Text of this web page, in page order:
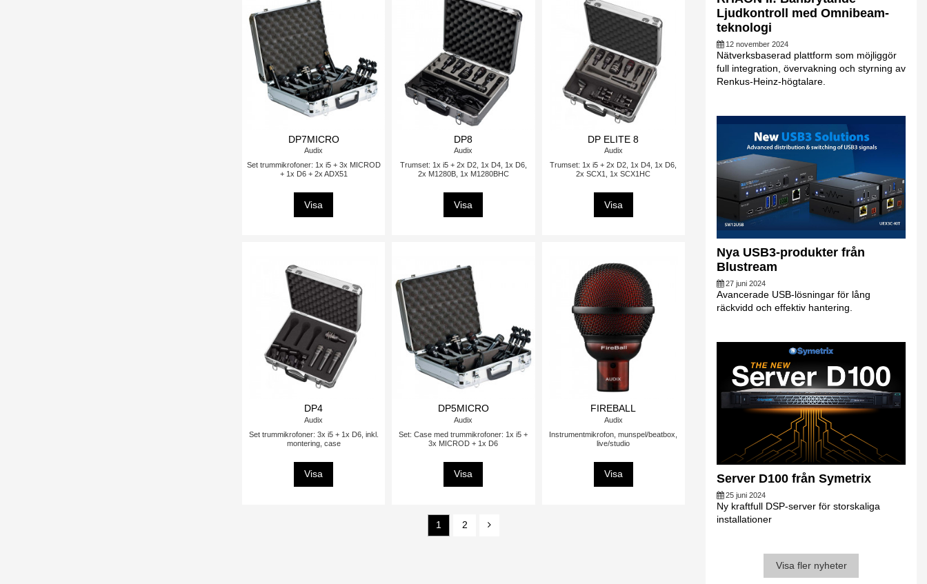
DP7MICRO
Audix
Set trummikrofoner: 1x i5 + 3x MICROD
+ 1x D6 + 2x ADX51
Visa
DP8
Audix
Trumset: 1x i5 + 2x D2, 1x D4, 1x D6,
2x M1280B, 1x M1280BHC
Visa
DP ELITE 8
Audix
Trumset: 1x i5 + 2x D2, 1x D4, 1x D6,
2x SCX1, 1x SCX1HC
Visa
DP4
Audix
Set trummikrofoner: 3x i5 + 1x D6, inkl.
montering, case
Visa
DP5MICRO
Audix
Set: Case med trummikrofoner: 1x i5 +
3x MICROD + 1x D6
Visa
FIREBALL
Audix
Instrumentmikrofon, munspel/beatbox,
live/studio
Visa
1 2
Ljudkontroll med Omnibeam-
teknologi
12 november 2024
Nätverksbaserad plattform som möjliggör
full integration, övervakning och styrning av
Renkus-Heinz-högtalare.
Nya USB3-produkter från
Blustream
27 juni 2024
Avancerade USB-lösningar för lång
räckvidd och effektiv hantering.
Server D100 från Symetrix
25 juni 2024
Ny kraftfull DSP-server för storskaliga
installationer
Visa fler nyheter